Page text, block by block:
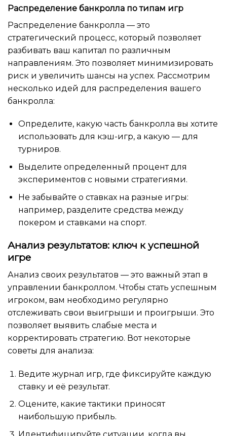
Распределение банкролла по типам игр
Распределение банкролла — это
стратегический процесс, который позволяет
разбивать ваш капитал по различным
направлениям. Это позволяет минимизировать
риск и увеличить шансы на успех. Рассмотрим
несколько идей для распределения вашего
банкролла:
Определите, какую часть банкролла вы хотите
использовать для кэш-игр, а какую — для
турниров.
Выделите определенный процент для
экспериментов с новыми стратегиями.
Не забывайте о ставках на разные игры:
например, разделите средства между
покером и ставками на спорт.
Анализ результатов: ключ к успешной
игре
Анализ своих результатов — это важный этап в
управлении банкроллом. Чтобы стать успешным
игроком, вам необходимо регулярно
отслеживать свои выигрыши и проигрыши. Это
позволяет выявить слабые места и
корректировать стратегию. Вот некоторые
советы для анализа:
Ведите журнал игр, где фиксируйте каждую
ставку и её результат.
Оцените, какие тактики приносят
наибольшую прибыль.